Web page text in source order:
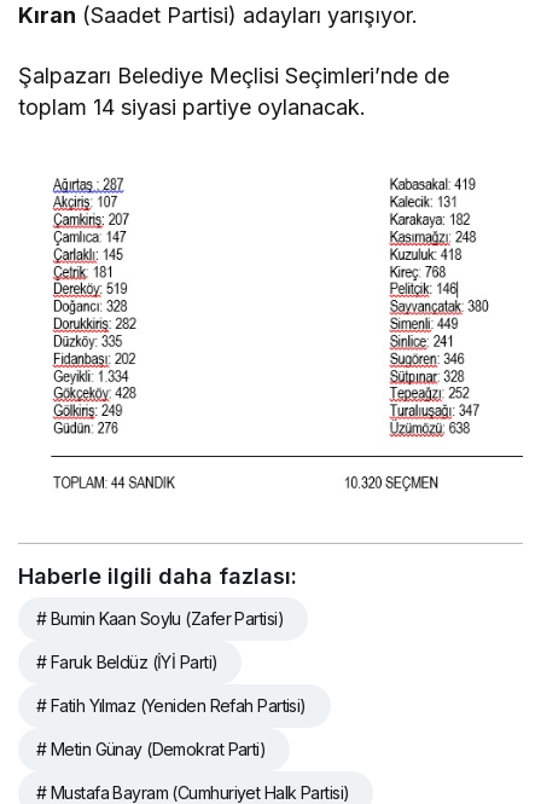
Kıran (Saadet Partisi) adayları yarışıyor.
Şalpazarı Belediye Meçlisi Seçimleri’nde de
toplam 14 siyasi partiye oylanacak.
Haberle ilgili daha fazlası:
# Bumin Kaan Soylu (Zafer Partisi)
# Faruk Beldüz (İYİ Parti)
# Fatih Yılmaz (Yeniden Refah Partisi)
# Metin Günay (Demokrat Parti)
# Mustafa Bayram (Cumhuriyet Halk Partisi)